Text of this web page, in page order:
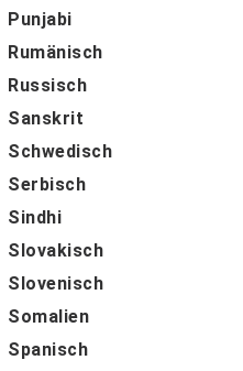
Punjabi
Rumänisch
Russisch
Sanskrit
Schwedisch
Serbisch
Sindhi
Slovakisch
Slovenisch
Somalien
Spanisch